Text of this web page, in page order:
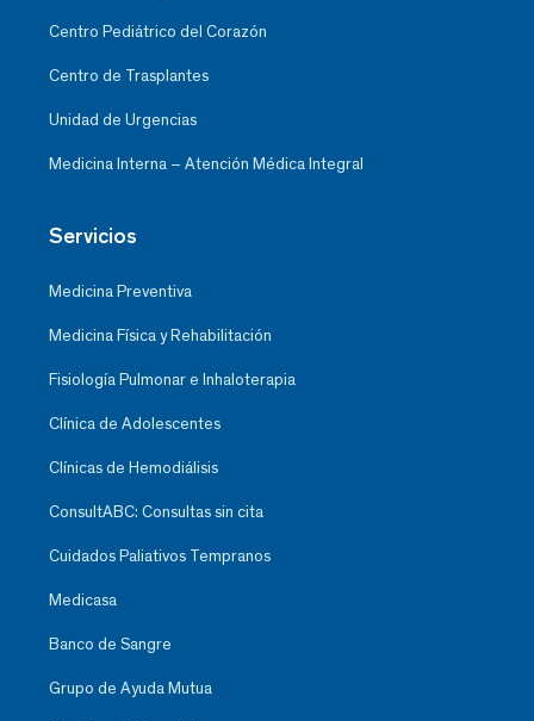
Centro Pediátrico del Corazón
Centro de Trasplantes
Unidad de Urgencias
Medicina Interna – Atención Médica Integral
Servicios
Medicina Preventiva
Medicina Física y Rehabilitación
Fisiología Pulmonar e Inhaloterapia
Clínica de Adolescentes
Clínicas de Hemodiálisis
ConsultABC: Consultas sin cita
Cuidados Paliativos Tempranos
Medicasa
Banco de Sangre
Grupo de Ayuda Mutua